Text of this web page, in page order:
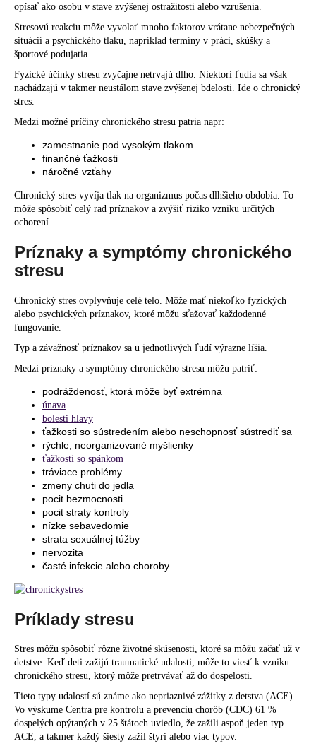
opísať ako osobu v stave zvýšenej ostražitosti alebo vzrušenia.
Stresovú reakciu môže vyvolať mnoho faktorov vrátane nebezpečných
situácií a psychického tlaku, napríklad termíny v práci, skúšky a
športové podujatia.
Fyzické účinky stresu zvyčajne netrvajú dlho. Niektorí ľudia sa však
nachádzajú v takmer neustálom stave zvýšenej bdelosti. Ide o chronický
stres.
Medzi možné príčiny chronického stresu patria napr:
zamestnanie pod vysokým tlakom
finančné ťažkosti
náročné vzťahy
Chronický stres vyvíja tlak na organizmus počas dlhšieho obdobia. To
môže spôsobiť celý rad príznakov a zvýšiť riziko vzniku určitých
ochorení.
Príznaky a symptómy chronického
stresu
Chronický stres ovplyvňuje celé telo. Môže mať niekoľko fyzických
alebo psychických príznakov, ktoré môžu sťažovať každodenné
fungovanie.
Typ a závažnosť príznakov sa u jednotlivých ľudí výrazne líšia.
Medzi príznaky a symptómy chronického stresu môžu patriť:
podráždenosť, ktorá môže byť extrémna
únava
bolesti hlavy
ťažkosti so sústredením alebo neschopnosť sústrediť sa
rýchle, neorganizované myšlienky
ťažkosti so spánkom
tráviace problémy
zmeny chuti do jedla
pocit bezmocnosti
pocit straty kontroly
nízke sebavedomie
strata sexuálnej túžby
nervozita
časté infekcie alebo choroby
Príklady stresu
Stres môžu spôsobiť rôzne životné skúsenosti, ktoré sa môžu začať už v
detstve. Keď deti zažijú traumatické udalosti, môže to viesť k vzniku
chronického stresu, ktorý môže pretrvávať až do dospelosti.
Tieto typy udalostí sú známe ako nepriaznivé zážitky z detstva (ACE).
Vo výskume Centra pre kontrolu a prevenciu chorôb (CDC) 61 %
dospelých opýtaných v 25 štátoch uviedlo, že zažili aspoň jeden typ
ACE, a takmer každý šiesty zažil štyri alebo viac typov.